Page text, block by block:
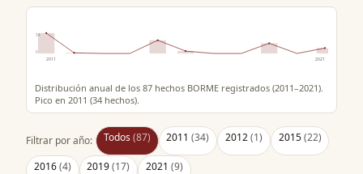
34
0
2011
2021
Distribución anual de los 87 hechos BORME registrados (2011–2021).
Pico en 2011 (34 hechos).
Filtrar por año: Todos (87) 2011(34) 2012(1) 2015(22)
2016(4) 2019(17) 2021 (9)